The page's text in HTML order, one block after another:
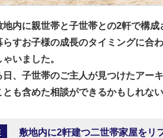
内に親世帯と子世帯との2軒で構成
らすお子様の成長のタイミングに合
いました。
日、子世帯のご主人が見つけたアー
とも含めた相談ができるかもしれな
敷地内に2軒建つ二世帯家屋をリ